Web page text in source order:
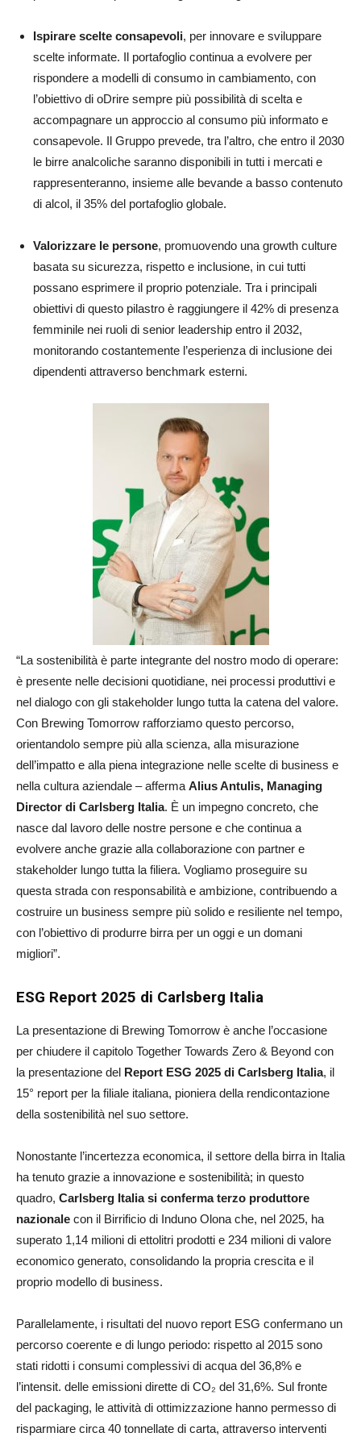
Ispirare scelte consapevoli, per innovare e sviluppare
scelte informate. Il portafoglio continua a evolvere per
rispondere a modelli di consumo in cambiamento, con
l’obiettivo di oDrire sempre più possibilità di scelta e
accompagnare un approccio al consumo più informato e
consapevole. Il Gruppo prevede, tra l’altro, che entro il 2030
le birre analcoliche saranno disponibili in tutti i mercati e
rappresenteranno, insieme alle bevande a basso contenuto
di alcol, il 35% del portafoglio globale.
Valorizzare le persone, promuovendo una growth culture
basata su sicurezza, rispetto e inclusione, in cui tutti
possano esprimere il proprio potenziale. Tra i principali
obiettivi di questo pilastro è raggiungere il 42% di presenza
femminile nei ruoli di senior leadership entro il 2032,
monitorando costantemente l’esperienza di inclusione dei
dipendenti attraverso benchmark esterni.
“La sostenibilità è parte integrante del nostro modo di operare:
è presente nelle decisioni quotidiane, nei processi produttivi e
nel dialogo con gli stakeholder lungo tutta la catena del valore.
Con Brewing Tomorrow rafforziamo questo percorso,
orientandolo sempre più alla scienza, alla misurazione
dell’impatto e alla piena integrazione nelle scelte di business e
nella cultura aziendale – afferma Alius Antulis, Managing
Director di Carlsberg Italia. È un impegno concreto, che
nasce dal lavoro delle nostre persone e che continua a
evolvere anche grazie alla collaborazione con partner e
stakeholder lungo tutta la filiera. Vogliamo proseguire su
questa strada con responsabilità e ambizione, contribuendo a
costruire un business sempre più solido e resiliente nel tempo,
con l’obiettivo di produrre birra per un oggi e un domani
migliori”.
ESG Report 2025 di Carlsberg Italia
La presentazione di Brewing Tomorrow è anche l’occasione
per chiudere il capitolo Together Towards Zero & Beyond con
la presentazione del Report ESG 2025 di Carlsberg Italia, il
15° report per la filiale italiana, pioniera della rendicontazione
della sostenibilità nel suo settore.
Nonostante l’incertezza economica, il settore della birra in Italia
ha tenuto grazie a innovazione e sostenibilità; in questo
quadro, Carlsberg Italia si conferma terzo produttore
nazionale con il Birrificio di Induno Olona che, nel 2025, ha
superato 1,14 milioni di ettolitri prodotti e 234 milioni di valore
economico generato, consolidando la propria crescita e il
proprio modello di business.
Parallelamente, i risultati del nuovo report ESG confermano un
percorso coerente e di lungo periodo: rispetto al 2015 sono
stati ridotti i consumi complessivi di acqua del 36,8% e
l’intensit. delle emissioni dirette di CO₂ del 31,6%. Sul fronte
del packaging, le attività di ottimizzazione hanno permesso di
risparmiare circa 40 tonnellate di carta, attraverso interventi